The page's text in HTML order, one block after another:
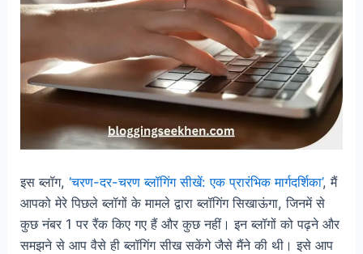
इस ब्लॉग,‘चरण-दर-चरण ब्लॉगिंग सीखें: एक प्रारंभिक मार्गदर्शिका’, मैं
आपको मेरे पिछले ब्लॉगों के मामले द्वारा ब्लॉगिंग सिखाऊंगा, जिनमें से
कुछ नंबर 1 पर रैंक किए गए हैं और कुछ नहीं। इन ब्लॉगों को पढ़ने और
समझने से आप वैसे ही ब्लॉगिंग सीख सकेंगे जैसे मैंने की थी। इसे आप